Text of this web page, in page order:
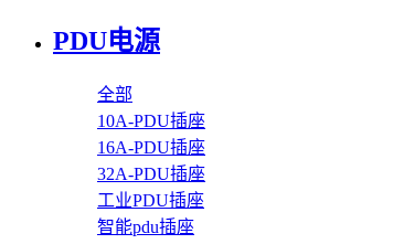
PDU电源
全部
10A-PDU插座
16A-PDU插座
32A-PDU插座
工业PDU插座
智能pdu插座